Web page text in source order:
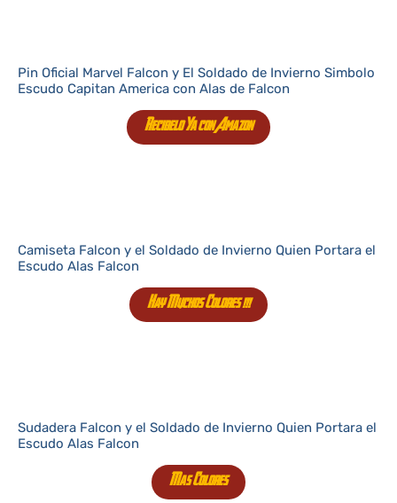
Pin Oficial Marvel Falcon y El Soldado de Invierno Simbolo
Escudo Capitan America con Alas de Falcon
Recibelo Ya con Amazon
Camiseta Falcon y el Soldado de Invierno Quien Portara el
Escudo Alas Falcon
Hay Muchos Colores !!!
Sudadera Falcon y el Soldado de Invierno Quien Portara el
Escudo Alas Falcon
Mas Colores